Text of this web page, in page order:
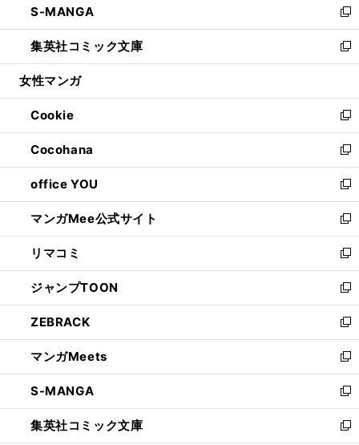
く
で
開
く
ド
ウ
で
開
ィ
ン
ド
ウ
開
く
い
ウ
ィ
ン
ウ
で
開
く
S-MANGA
新
し
い
ウ
ン
ド
ウ
で
開
く
集英社コミック文庫
新
し
ウ
ィ
ン
ド
ウ
で
開
く
女性マンガ
Cookie
新
し
い
ウ
ィ
ン
ド
ウ
で
開
く
Cocohana
新
し
い
ウ
ィ
ン
ド
ウ
で
開
く
office YOU
新
し
い
ウ
ィ
ン
ド
ウ
で
開
く
マンガMee公式サイト
新
し
い
ウ
ィ
ン
ド
ウ
で
開
く
リマコミ
新
し
い
ウ
ィ
ン
ド
ウ
で
開
く
ジャンプTOON
新
し
い
ウ
ィ
ン
ド
ウ
で
ZEBRACK
新
し
い
ウ
ィ
ン
ド
マンガMeets
新
し
い
ウ
ィ
S-MANGA
新
し
い
集英社コミック文庫
新